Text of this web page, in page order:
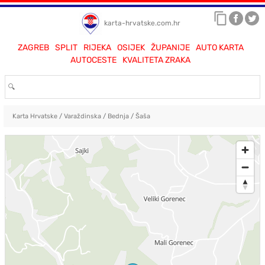
karta-hrvatske.com.hr
ZAGREB SPLIT RIJEKA OSIJEK ŽUPANIJE
AUTO KARTA
AUTOCESTE
KVALITETA ZRAKA
Karta Hrvatske/ Varaždinska/ Bednja/ Šaša